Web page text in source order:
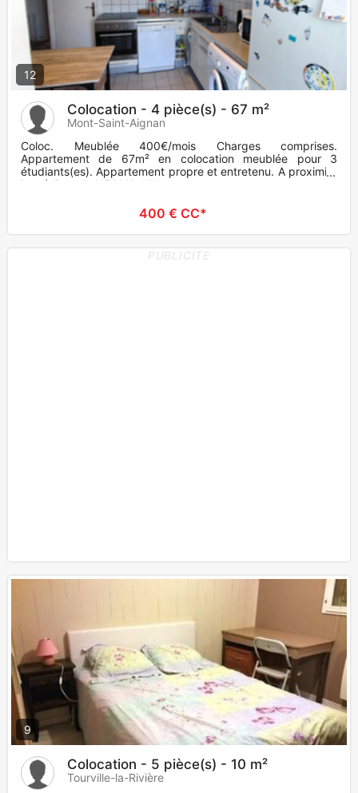
12
Colocation - 4 pièce(s) - 67 m²
Mont-Saint-Aignan
Coloc. Meublée 400€/mois Charges comprises.
Appartement de 67m² en colocation meublée pour 3
étudiants(es). Appartement propre et entretenu. A proximité
immédiate de NEOMA, UN
400 € CC*
PUBLICITE
9
Colocation - 5 pièce(s) - 10 m²
Tourville-la-Rivière